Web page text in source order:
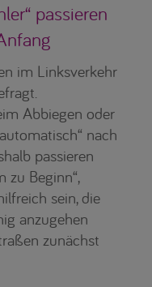
passieren
im Linksverkehr
Abbiegen oder
nach
passieren
zu Beginn“,
sein, die
anzugehen
zunächst